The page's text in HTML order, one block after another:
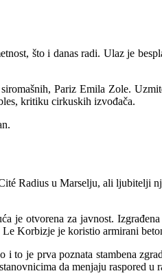
što i danas radi. Ulaz je
Pariz Emila Zole.
kritiku cirkuskih izvođača.
Radius u Marselju, ali ljubitelji
otvorena za javnost.
Korbizje je koristio armirani
je prva poznata stambena
da menjaju raspored u